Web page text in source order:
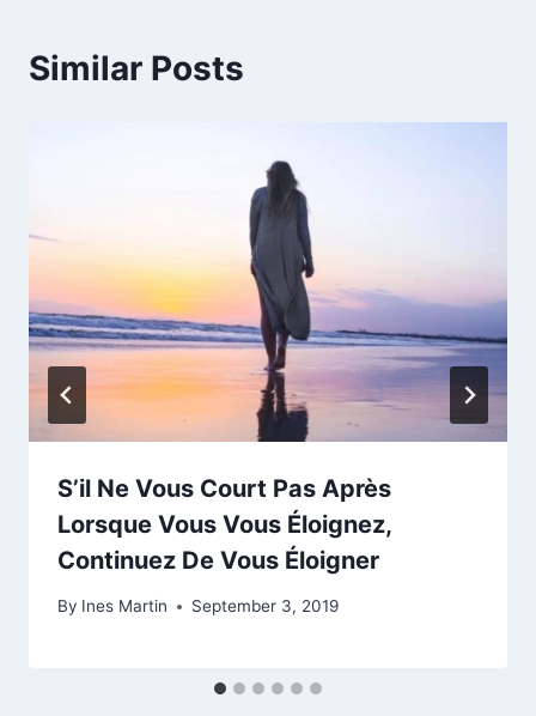
Similar Posts
S’il Ne Vous Court Pas Après
Lorsque Vous Vous Éloignez,
Continuez De Vous Éloigner
By Ines Martin September 3, 2019